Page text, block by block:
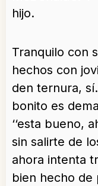
hijo.
Tranquilo con
hechos con
den ternura,
bonito es
‘‘esta bueno,
sin salirte de
ahora intenta
bien hecho de